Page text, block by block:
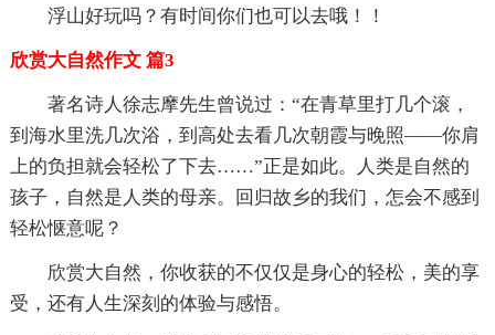
浮山好玩吗？有时间你们也可以去哦！！
欣赏大自然作文 篇3
著名诗人徐志摩先生曾说过：“在青草里打几个滚，
到海水里洗几次浴，到高处去看几次朝霞与晚照——你肩
上的负担就会轻松了下去……”正是如此。人类是自然的
孩子，自然是人类的母亲。回归故乡的我们，怎会不感到
轻松惬意呢？
欣赏大自然，你收获的不仅仅是身心的轻松，美的享
受，还有人生深刻的体验与感悟。